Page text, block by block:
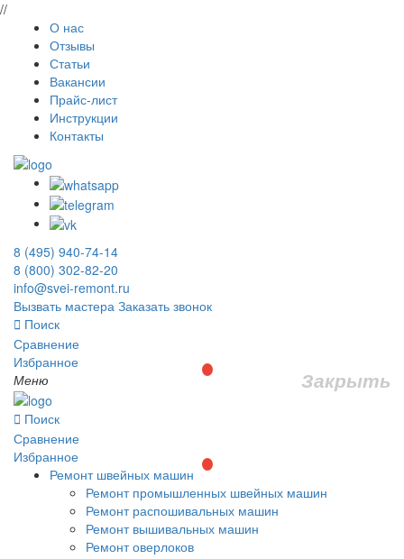
//
О нас
Отзывы
Статьи
Вакансии
Прайс-лист
Инструкции
Контакты
8 (495) 940-74-14
8 (800) 302-82-20
info@svei-remont.ru
Вызвать мастера Заказать звонок
Поиск
Сравнение
Избранное
Меню
Закрыть
Поиск
Сравнение
Избранное
Ремонт швейных машин
Ремонт промышленных швейных машин
Ремонт распошивальных машин
Ремонт вышивальных машин
Ремонт оверлоков